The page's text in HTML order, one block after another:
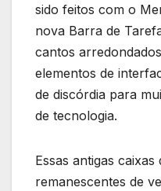
sido feitos com o
nova Barra de
cantos
elementos de
de discórdia para
de tecnologia.
Essas antigas
remanescentes de